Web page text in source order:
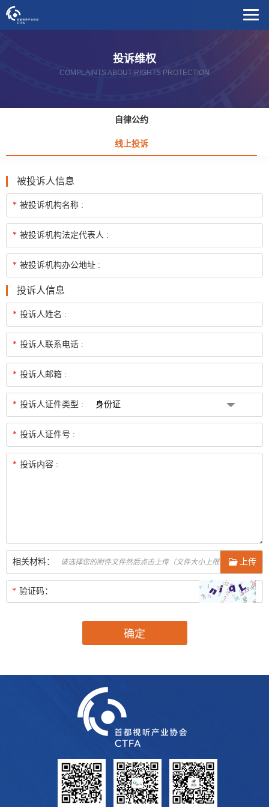
投诉维权
COMPLAINTS ABOUT RIGHTS PROTECTION
自律公约
线上投诉
被投诉人信息
* 被投诉机构名称 :
* 被投诉机构法定代表人 :
* 被投诉机构办公地址 :
投诉人信息
* 投诉人姓名 :
* 投诉人联系电话 :
* 投诉人邮箱 :
* 投诉人证件类型 :
* 投诉人证件号 :
* 投诉内容 :
相关材料： 上传
* 验证码：